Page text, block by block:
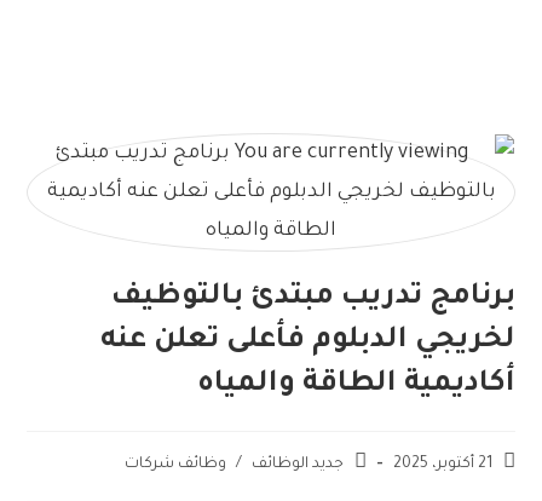
برنامج تدريب مبتدئ بالتوظيف
لخريجي الدبلوم فأعلى تعلن عنه
أكاديمية الطاقة والمياه
21 أكتوبر، 2025 جديد الوظائف / وظائف شركات